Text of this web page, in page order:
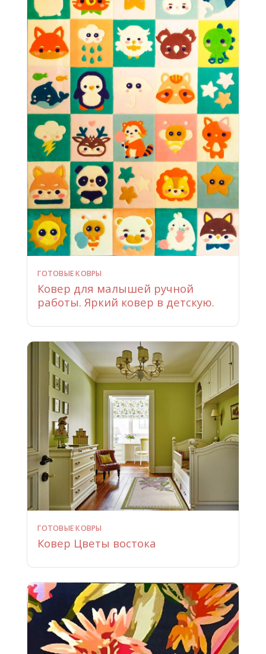
ГОТОВЫЕ КОВРЫ
Ковер для малышей ручной
работы. Яркий ковер в детскую.
ГОТОВЫЕ КОВРЫ
Ковер Цветы востока